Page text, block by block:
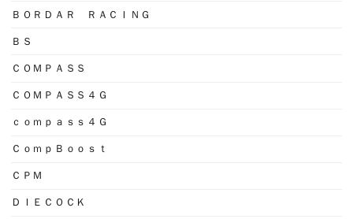
ＢＯＲＤＡＲ ＲＡＣＩＮＧ
ＢＳ
ＣＯＭＰＡＳＳ
ＣＯＭＰＡＳＳ４Ｇ
ｃｏｍｐａｓｓ４Ｇ
ＣｏｍｐＢｏｏｓｔ
ＣＰＭ
ＤＩＥＣＯＣＫ